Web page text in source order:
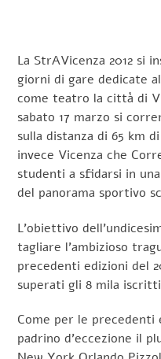
La StrAVicenza 2012 si
giorni di gare dedicate
come teatro la città di
sabato 17 marzo si
sulla distanza di 65 km
invece Vicenza che
studenti a sfidarsi in
del panorama sportivo
L’obiettivo
tagliare l’ambizioso
precedenti edizioni del
superati gli 8 mila
Come per le precedenti
padrino d’eccezione il